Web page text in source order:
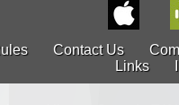
Contact Us
Links